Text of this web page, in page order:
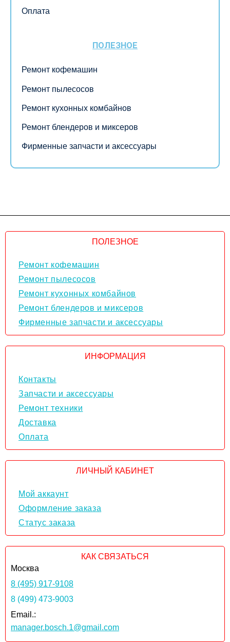
Оплата
ПОЛЕЗНОЕ
Ремонт кофемашин
Ремонт пылесосов
Ремонт кухонных комбайнов
Ремонт блендеров и миксеров
Фирменные запчасти и аксессуары
ПОЛЕЗНОЕ
Ремонт кофемашин
Ремонт пылесосов
Ремонт кухонных комбайнов
Ремонт блендеров и миксеров
Фирменные запчасти и аксессуары
ИНФОРМАЦИЯ
Контакты
Запчасти и аксессуары
Ремонт техники
Доставка
Оплата
ЛИЧНЫЙ КАБИНЕТ
Мой аккаунт
Оформление заказа
Статус заказа
КАК СВЯЗАТЬСЯ
Москва
8 (495) 917-9108
8 (499) 473-9003
Email.:
manager.bosch.1@gmail.com